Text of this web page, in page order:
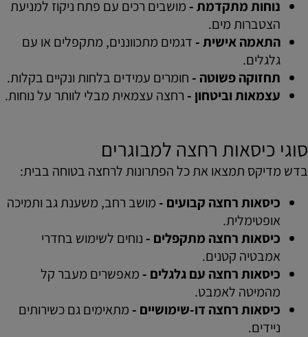
נוחות מתקדמת - מושבים רכים עם פתח ניקוז למניעת
הצטברות מים.
התאמה אישית - דגמים מתכווננים, מתקפלים או עם
גלגלים.
תחזוקה פשוטה - חומרים עמידים בלחות ונקיים בקלות.
עצמאות וביטחון - רחצה עצמאית מבלי לוותר על נוחות.
סוגי כיסאות רחצה למבוגרים
בדש מדיקס תמצאו את כל הפתרונות לרחצה בטוחה בבית:
כיסאות רחצה קבועים - מושב רחב, משענת גב ותמיכה
אופטימלית.
כיסאות רחצה מתקפלים - נוחים לשימוש בחדרי
אמבטיה קטנים.
כיסאות רחצה עם גלגלים - מאפשרים מעבר קל
מהמיטה לאמבט.
כיסאות רחצה דו-שימושיים - מתאימים גם כשירותים
ניידים.